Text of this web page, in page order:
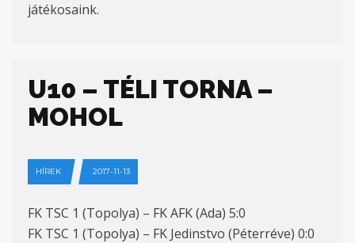
játékosaink.
U10 – TÉLI TORNA –
MOHOL
HÍREK 2017-11-13
FK TSC 1 (Topolya) – FK AFK (Ada) 5:0
FK TSC 1 (Topolya) – FK Jedinstvo (Péterréve) 0:0